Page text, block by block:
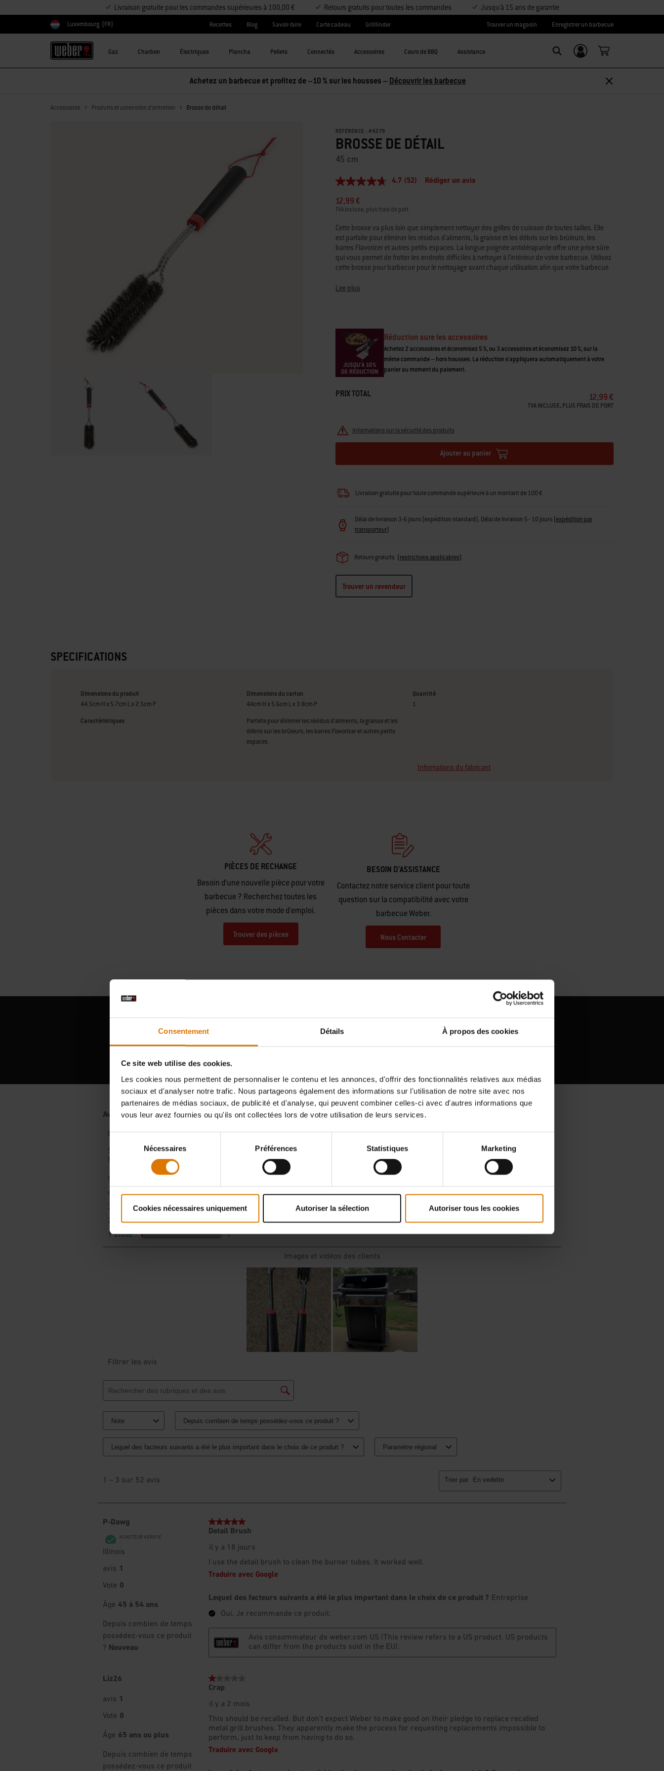
Consentement Détails À propos des cookies
Ce site web utilise des cookies.
Les cookies nous permettent de personnaliser le contenu et les annonces, d'offrir des fonctionnalités relatives aux médias
sociaux et d'analyser notre trafic. Nous partageons également des informations sur l'utilisation de notre site avec nos
partenaires de médias sociaux, de publicité et d'analyse, qui peuvent combiner celles-ci avec d'autres informations que
vous leur avez fournies ou qu'ils ont collectées lors de votre utilisation de leurs services.
Sélection
du
consentement
Nécessaires Préférences Statistiques Marketing
Cookies nécessaires uniquement Autoriser la sélection Autoriser tous les cookies
Livraison gratuite pour les commandes supérieures à 100,00 € Retours gratuits pour toutes les commandes Jusqu'à 15 ans de garantie
Choisir un pays
Luxembourg (FR) Recettes Blog Savoir-faire Carte cadeau Grillfinder Trouver un magasin Enregistrer un barbecue
Gaz Charbon Électriques Plancha Pellets Connectés Accessoires Cours de BBQ Assistance
Se connecter/
S’inscrire
Réduction sur les accessoires – Achetez 2 accessoires et économisez 5 %, ou 3 accessoires et économisez 10 % –
Accessoires Produits et ustensiles d’entretien Brosse de détail
RÉFÉRENCE : # 6279
BROSSE DE DÉTAIL
45 cm
4.7
sur
5,
de
la
note
moyenne.
Read
52
Reviews.
sur
4.7 (52) Rédiger un avis
12,99 €
TVA incluse, plus frais de port
Cette brosse va plus loin que simplement nettoyer des grilles de cuisson de toutes tailles. Elle
est parfaite pour éliminer les résidus d'aliments, la graisse et les débris sur les brûleurs, les
barres Flavorizer et autres petits espaces. La longue poignée antidérapante offre une prise sûre
qui vous permet de frotter les endroits difficiles à nettoyer à l'intérieur de votre barbecue. Utilisez
cette brosse pour barbecue pour le nettoyage avant chaque utilisation afin que votre barbecue
• Garantie 2 ans
Lire plus
Réduction sure les accessoires
Achetez 2 accessoires et économisez 5 %, ou 3 accessoires et économisez 10 %, sur la
même commande – hors housses. La réduction s'appliquera automatiquement à votre
panier au moment du paiement.
PRIX TOTAL 12,99 €
TVA INCLUSE, PLUS FRAIS DE PORT
Informations sur la sécurité des produits
Ajouter au panier
Livraison gratuite pour toute commande supérieure à un montant de 100 €
Délai de livraison 3-6 jours (expédition standard). Délai de livraison 5 - 10 jours (expédition par
transporteur)
Retours gratuits (restrictions applicables)
Trouver un revendeur
SPECIFICATIONS
Dimensions du produit
44.5cm H x 5.7cm L x 2.5cm P
Dimensions du carton
44cm H x 5.6cm L x 3.8cm P
Quantité
1
Caractéristiques
Parfaite pour éliminer les résidus d'aliments, la graisse et les
débris sur les brûleurs, les barres Flavorizer et autres petits
espaces
Informations du fabricant
PIÈCES DE RECHANGE
Besoin d’une nouvelle pièce pour votre
barbecue ? Recherchez toutes les
pièces dans votre mode d'emploi.
Trouver des pièces
BESOIN D'ASSISTANCE
Contactez notre service client pour toute
question sur la compatibilité avec votre
barbecue Weber.
Nous Contacter